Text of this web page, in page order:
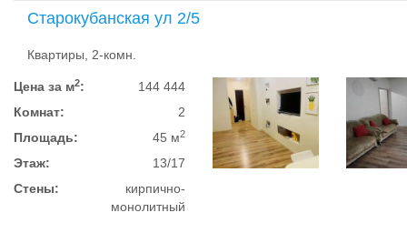
Старокубанская ул 2/5
Квартиры, 2-комн.
Цена за м2:
144 444
Комнат:
2
Площадь:
45 м2
Этаж:
13/17
Стены:
кирпично-
монолитный